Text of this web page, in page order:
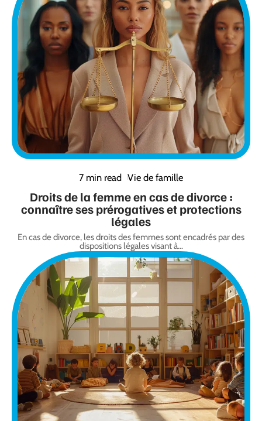
7 min read Vie de famille
Droits de la femme en cas de divorce :
connaître ses prérogatives et protections
légales
En cas de divorce, les droits des femmes sont encadrés par des
dispositions légales visant à…